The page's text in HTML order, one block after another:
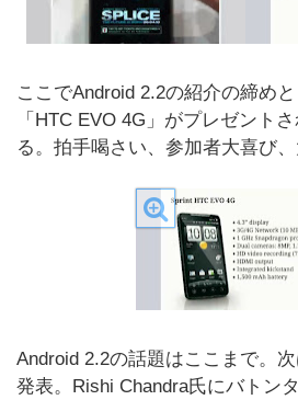
ここでAndroid 2.2の紹介の締め
「HTC EVO 4G」がプレゼント
る。拍手喝さい、参加者大喜び、
Android 2.2の話題はここまで。
発表。Rishi Chandra氏にバトンタ